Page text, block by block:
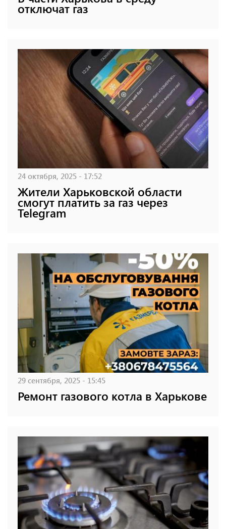
отключат газ
24 октября, 2025 - 17:52
Жители Харьковской области
смогут платить за газ через
Telegram
29 сентября, 2025 - 15:45
Ремонт газового котла в Харькове